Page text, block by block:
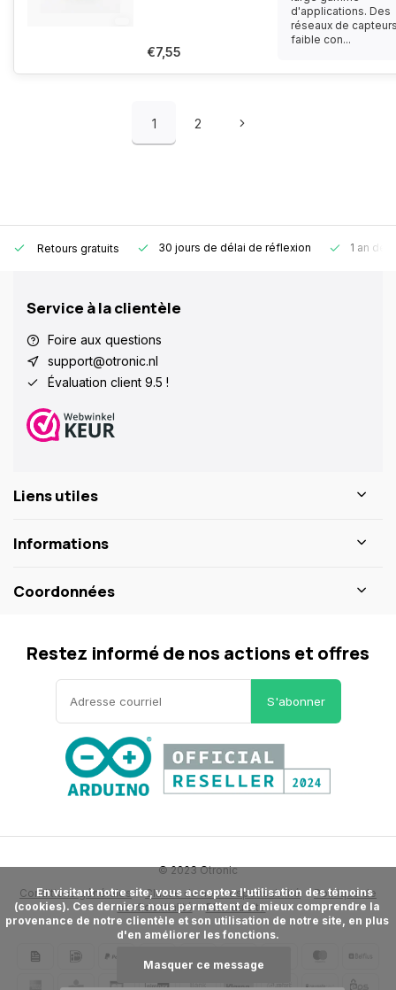
€7,55
d'applications. Des
réseaux de
faible con...
1 2
Retours gratuits 30 jours de délai de réflexion 1 an de
Service à la clientèle
Foire aux questions
support@otronic.nl
Évaluation client 9.5 !
Liens utiles
Informations
Coordonnées
Restez informé de nos actions et offres
S'abonner
Conditions générales Clause de non-responsabilité
Politique de
confidentialité
Plan du site
© 2023 Otronic
      En visitant notre site, vous acceptez l'utilisation des témoins
(cookies). Ces derniers nous permettent de mieux comprendre la
provenance de notre clientèle et son utilisation de notre site, en plus
d'en améliorer les fonctions.
Masquer ce message